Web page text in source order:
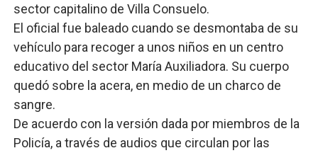
sector capitalino de Villa Consuelo.
El oficial fue baleado cuando se desmontaba de su
vehículo para recoger a unos niños en un centro
educativo del sector María Auxiliadora. Su cuerpo
quedó sobre la acera, en medio de un charco de
sangre.
De acuerdo con la versión dada por miembros de la
Policía, a través de audios que circulan por las